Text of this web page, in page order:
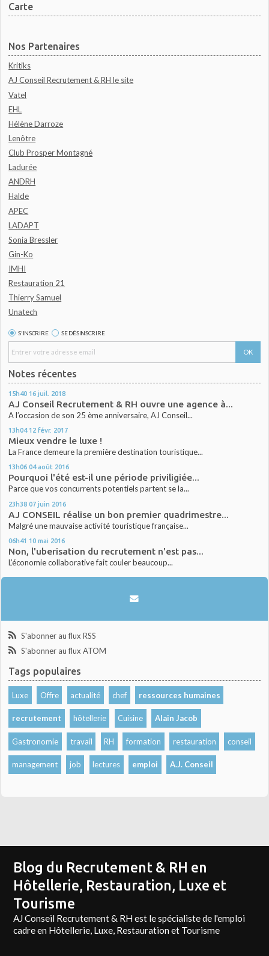
Carte
Nos Partenaires
Kritiks
AJ Conseil Recrutement & RH le site
Vatel
EHL
Hélène Darroze
Lenôtre
Club Prosper Montagné
Ladurée
ANDRH
Halde
APEC
LADAPT
Sonia Bressler
Gin-Ko
IMHI
Restauration 21
Thierry Samuel
Unatech
S'INSCRIRE SE DÉSINSCRIRE
Notes récentes
15h40 16 juil. 2018
AJ Conseil Recrutement & RH ouvre une agence à...
A l’occasion de son 25 ème anniversaire, AJ Conseil...
13h04 12 févr. 2017
Mieux vendre le luxe !
La France demeure la première destination touristique...
13h06 04 août 2016
Pourquoi l'été est-il une période priviligiée...
Parce que vos concurrents potentiels partent se la...
23h38 07 juin 2016
AJ CONSEIL réalise un bon premier quadrimestre...
Malgré une mauvaise activité touristique française...
06h41 10 mai 2016
Non, l'uberisation du recrutement n'est pas...
L’économie collaborative fait couler beaucoup...
S'abonner au flux RSS
S'abonner au flux ATOM
Tags populaires
Luxe Offre actualité chef ressources humaines
recrutement hôtellerie Cuisine Alain Jacob
Gastronomie travail RH formation restauration conseil
management job lectures emploi A.J. Conseil
Blog du Recrutement & RH en
Hôtellerie, Restauration, Luxe et
Tourisme
AJ Conseil Recrutement & RH est le spécialiste de l'emploi
cadre en Hôtellerie, Luxe, Restauration et Tourisme